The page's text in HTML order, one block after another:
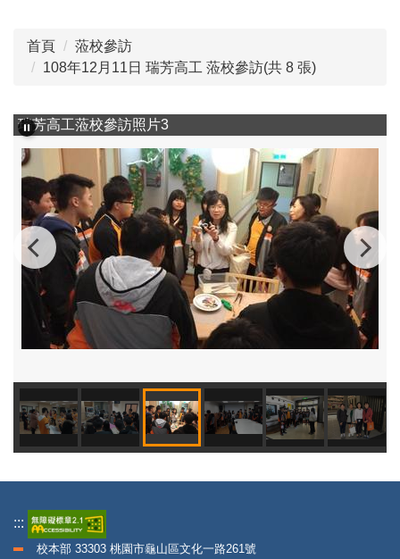
首頁
蒞校參訪
108年12月11日 瑞芳高工 蒞校參訪(共 8 張)
瑞芳高工蒞校參訪照片3
:::
校本部 33303 桃園市龜山區文化一路261號